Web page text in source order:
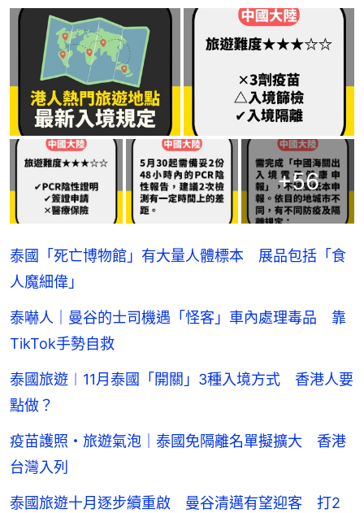
+56
泰國「死亡博物館」有大量人體標本 展品包括「食
人魔細偉」
泰嚇人｜曼谷的士司機遇「怪客」車內處理毒品 靠
TikTok手勢自救
泰國旅遊︱11月泰國「開關」3種入境方式 香港人要
點做？
疫苗護照・旅遊氣泡｜泰國免隔離名單擬擴大 香港
台灣入列
泰國旅遊十月逐步續重啟 曼谷清邁有望迎客 打2